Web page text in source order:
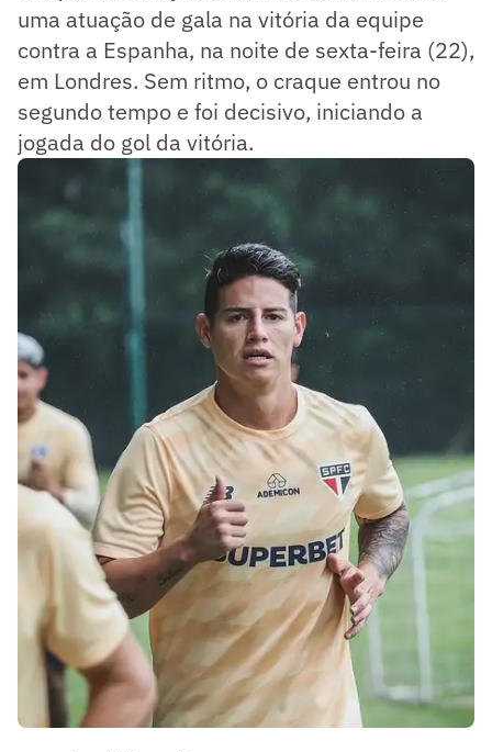
uma atuação de gala na vitória da equipe
contra a Espanha, na noite de sexta-feira (22),
em Londres. Sem ritmo, o craque entrou no
segundo tempo e foi decisivo, iniciando a
jogada do gol da vitória.